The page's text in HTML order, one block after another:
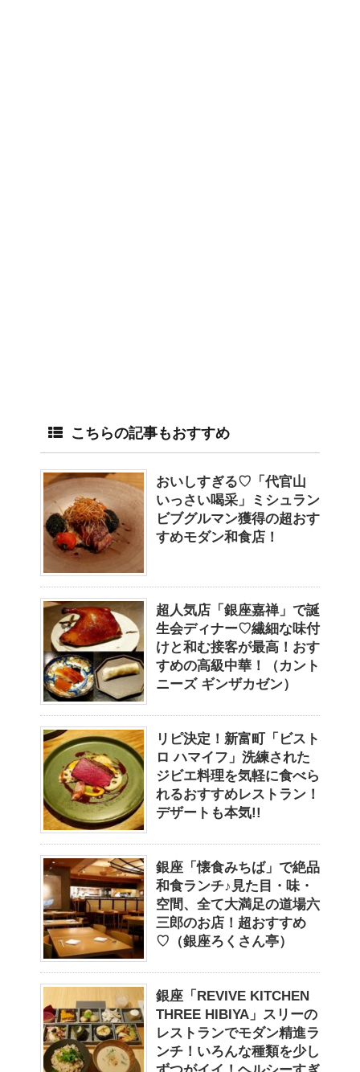
こちらの記事もおすすめ
おいしすぎる♡「代官山
いっさい喝采」ミシュラン
ビブグルマン獲得の超おす
すめモダン和食店！
超人気店「銀座嘉禅」で誕
生会ディナー♡繊細な味付
けと和む接客が最高！おす
すめの高級中華！（カント
ニーズ ギンザカゼン）
リピ決定！新富町「ビスト
ロ ハマイフ」洗練された
ジビエ料理を気軽に食べら
れるおすすめレストラン！
デザートも本気!!
銀座「懐食みちば」で絶品
和食ランチ♪見た目・味・
空間、全て大満足の道場六
三郎のお店！超おすすめ
♡（銀座ろくさん亭）
銀座「REVIVE KITCHEN
THREE HIBIYA」スリーの
レストランでモダン精進ラ
ンチ！いろんな種類を少し